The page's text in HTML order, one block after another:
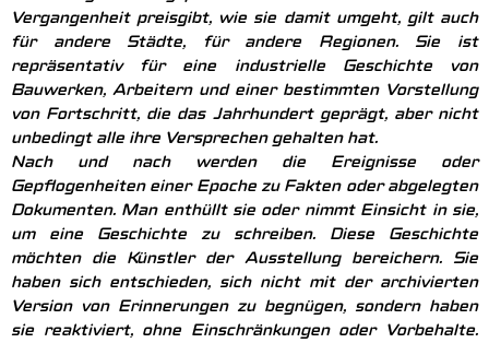
Vergangenheit preisgibt, wie sie damit umgeht, gilt auch
für andere Städte, für andere Regionen. Sie ist
repräsentativ für eine industrielle Geschichte von
Bauwerken, Arbeitern und einer bestimmten Vorstellung
von Fortschritt, die das Jahrhundert geprägt, aber nicht
unbedingt alle ihre Versprechen gehalten hat.
Nach und nach werden die Ereignisse oder
Gepflogenheiten einer Epoche zu Fakten oder abgelegten
Dokumenten. Man enthüllt sie oder nimmt Einsicht in sie,
um eine Geschichte zu schreiben. Diese Geschichte
möchten die Künstler der Ausstellung bereichern. Sie
haben sich entschieden, sich nicht mit der archivierten
Version von Erinnerungen zu begnügen, sondern haben
sie reaktiviert, ohne Einschränkungen oder Vorbehalte.